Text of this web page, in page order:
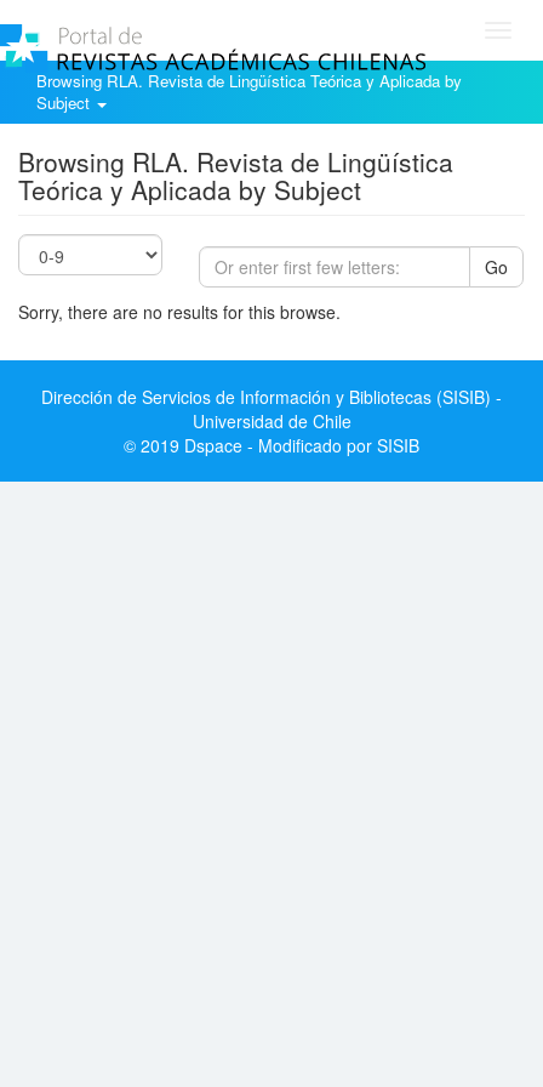
Browsing RLA. Revista de Lingüística Teórica y Aplicada by
Subject
Browsing RLA. Revista de Lingüística
Teórica y Aplicada by Subject
Go
Sorry, there are no results for this browse.
Dirección de Servicios de Información y Bibliotecas (SISIB) -
Universidad de Chile
© 2019 Dspace - Modificado por SISIB